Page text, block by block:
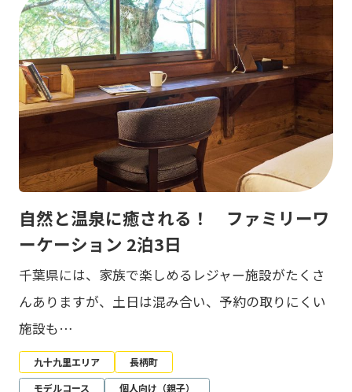
自然と温泉に癒される！ ファミリーワ
ーケーション 2泊3日
千葉県には、家族で楽しめるレジャー施設がたくさ
んありますが、土日は混み合い、予約の取りにくい
施設も…
九十九里エリア
長柄町
モデルコース
個人向け（親子）